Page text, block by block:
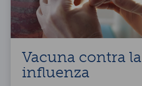
Vacuna contra la
influenza